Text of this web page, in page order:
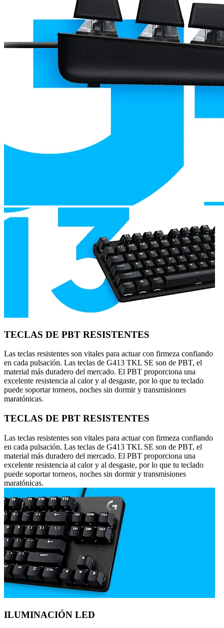
TECLAS DE PBT RESISTENTES
Las teclas resistentes son vitales para actuar con firmeza confiando
en cada pulsación. Las teclas de G413 TKL SE son de PBT, el
material más duradero del mercado. El PBT proporciona una
excelente resistencia al calor y al desgaste, por lo que tu teclado
puede soportar torneos, noches sin dormir y transmisiones
maratónicas.
TECLAS DE PBT RESISTENTES
Las teclas resistentes son vitales para actuar con firmeza confiando
en cada pulsación. Las teclas de G413 TKL SE son de PBT, el
material más duradero del mercado. El PBT proporciona una
excelente resistencia al calor y al desgaste, por lo que tu teclado
puede soportar torneos, noches sin dormir y transmisiones
maratónicas.
ILUMINACIÓN LED